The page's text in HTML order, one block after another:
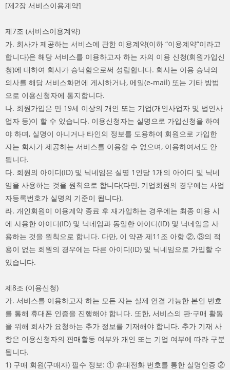
[제2장 서비스이용계약]
제7조 (서비스이용계약)
가. 회사가 제공하는 서비스에 관한 이용계약(이하 “이용계약”이라고
합니다)은 해당 서비스를 이용하고자 하는 자의 이용 신청(회원가입신
청)에 대하여 회사가 승낙함으로써 성립합니다. 회사는 이용 승낙의
의사를 해당 서비스화면에 게시하거나, 메일(e-mail) 또는 기타 방법
으로 이용신청자에 통지합니다.
나. 회원가입은 만 19세 이상의 개인 또는 기업(개인사업자 및 법인사
업자 등)이 할 수 있습니다. 이용신청자는 실명으로 가입신청을 하여
야 하며, 실명이 아니거나 타인의 정보를 도용하여 회원으로 가입한
자는 회사가 제공하는 서비스를 이용할 수 없으며, 이용하여서도 안
됩니다.
다. 회원의 아이디(ID) 및 닉네임은 실명 1인당 1개의 아이디 및 닉네
임을 사용하는 것을 원칙으로 합니다(다만, 기업회원의 경우에는 사업
자등록번호가 실명의 기준이 됩니다).
라. 개인회원이 이용계약 종료 후 재가입하는 경우에는 최종 이용 시
에 사용한 아이디(ID) 및 닉네임과 동일한 아이디(ID) 및 닉네임을 사
용하는 것을 원칙으로 합니다. 다만, 이 약관 제11조 아항 ②, ③의 적
용이 없는 회원의 경우에는 다른 아이디(ID) 및 닉네임으로 가입할 수
있습니다.
제8조 (이용신청)
가. 서비스를 이용하고자 하는 모든 자는 실제 연결 가능한 본인 번호
를 통해 휴대폰 인증을 진행해야 합니다. 또한, 서비스의 판·구매 활동
을 위해 회사가 요청하는 추가 정보를 기재해야 합니다. 추가 기재 사
항은 이용신청자의 판매활동 여부와 개인 또는 기업 여부에 따라 구분
됩니다.
1) 구매 회원(구매자) 필수 정보: ① 휴대전화 번호를 통한 실명인증 ②